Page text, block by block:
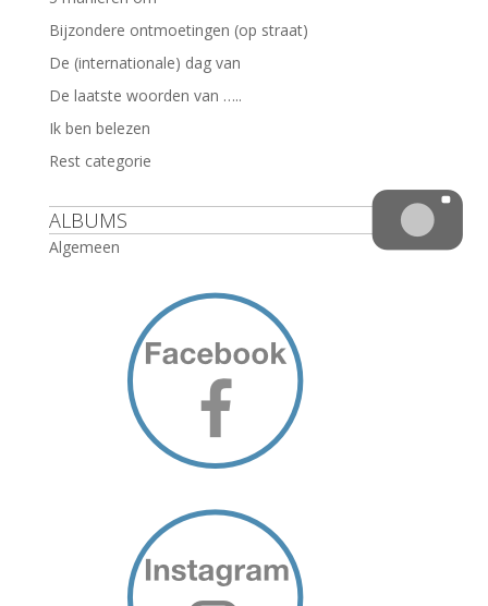
Bijzondere ontmoetingen (op straat)
De (internationale) dag van
De laatste woorden van …..
Ik ben belezen
Rest categorie
ALBUMS
Algemeen